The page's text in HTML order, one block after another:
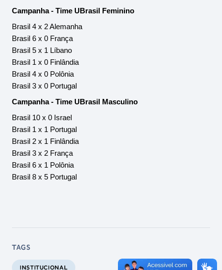
Campanha - Time UBrasil Feminino
Brasil 4 x 2 Alemanha
Brasil 6 x 0 França
Brasil 5 x 1 Líbano
Brasil 1 x 0 Finlândia
Brasil 4 x 0 Polônia
Brasil 3 x 0 Portugal
Campanha - Time UBrasil Masculino
Brasil 10 x 0 Israel
Brasil 1 x 1 Portugal
Brasil 2 x 1 Finlândia
Brasil 3 x 2 França
Brasil 6 x 1 Polônia
Brasil 8 x 5 Portugal
TAGS
INSTITUCIONAL